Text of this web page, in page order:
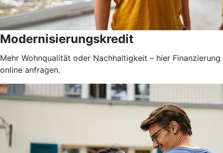
Modernisierungskredit
Mehr Wohnqualität oder Nachhaltigkeit – hier Finanzierung
online anfragen.